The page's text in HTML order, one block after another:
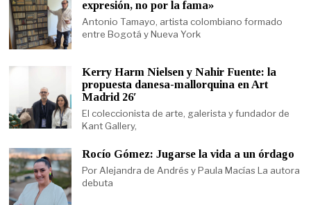
expresión, no por la fama»
Antonio Tamayo, artista colombiano formado
entre Bogotá y Nueva York
Kerry Harm Nielsen y Nahir Fuente: la
propuesta danesa-mallorquina en Art
Madrid 26′
El coleccionista de arte, galerista y fundador de
Kant Gallery,
Rocío Gómez: Jugarse la vida a un órdago
Por Alejandra de Andrés y Paula Macías La autora
debuta